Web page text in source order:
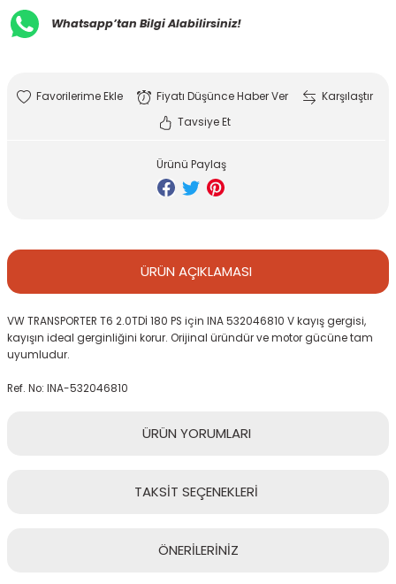
Whatsapp’tan Bilgi Alabilirsiniz!
Fiyatı Düşünce Haber Ver
Karşılaştır
Tavsiye Et
Ürünü Paylaş
ÜRÜN AÇIKLAMASI
VW TRANSPORTER T6 2.0TDİ 180 PS için INA 532046810 V kayış gergisi,
kayışın ideal gerginliğini korur. Orijinal üründür ve motor gücüne tam
uyumludur.
Ref. No: INA-532046810
ÜRÜN YORUMLARI
TAKSİT SEÇENEKLERİ
ÖNERİLERİNİZ